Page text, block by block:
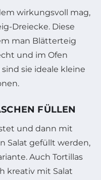
wirkungsvoll mag,
Dreiecke. Diese
man Blätterteig
und im Ofen
sie ideale kleine
FÜLLEN
und dann mit
Salat gefüllt werden,
Auch Tortillas
kreativ mit Salat